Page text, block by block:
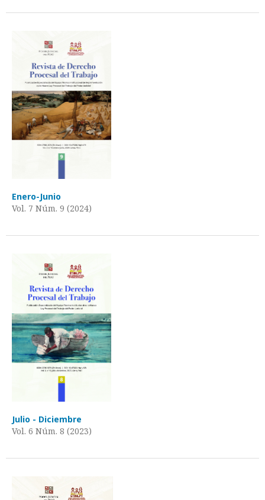
Enero-Junio
Vol. 7 Núm. 9 (2024)
Julio - Diciembre
Vol. 6 Núm. 8 (2023)